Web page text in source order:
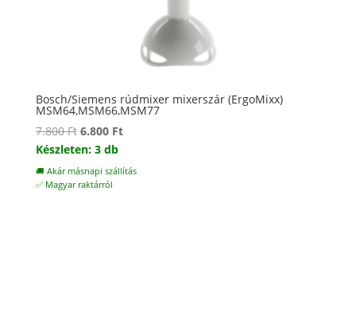
Bosch/Siemens rúdmixer mixerszár (ErgoMixx)
MSM64,MSM66,MSM77
7.800Ft Original
price
was:
7.800 Ft.
6.800 FtCurrent
is:
Készleten: 3 db
🚚 Akár másnapi szállítás
✅ Magyar raktárról